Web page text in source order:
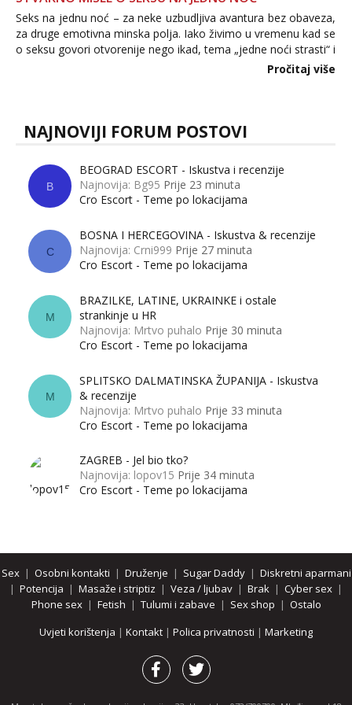
Seks na jednu noć – za neke uzbudljiva avantura bez obaveza,
za druge emotivna minska polja. Iako živimo u vremenu kad se
o seksu govori otvorenije nego ikad, tema „jedne noći strasti“ i
dalje izaziva burne rasprave. Što zapravo misle žene, a što
Pročitaj više
NAJNOVIJI FORUM POSTOVI
B
BEOGRAD ESCORT - Iskustva i recenzije
Najnovija: Bg95 Prije 23 minuta
Cro Escort - Teme po lokacijama
C
BOSNA I HERCEGOVINA - Iskustva & recenzije
Najnovija: Crni999 Prije 27 minuta
Cro Escort - Teme po lokacijama
M
BRAZILKE, LATINE, UKRAINKE i ostale
strankinje u HR
Najnovija: Mrtvo puhalo Prije 30 minuta
Cro Escort - Teme po lokacijama
M
SPLITSKO DALMATINSKA ŽUPANIJA - Iskustva
& recenzije
Najnovija: Mrtvo puhalo Prije 33 minuta
Cro Escort - Teme po lokacijama
ZAGREB - Jel bio tko?
Najnovija: lopov15 Prije 34 minuta
Cro Escort - Teme po lokacijama
Sex| Osobni kontakti | Druženje | Sugar Daddy| Diskretni aparmani
| Potencija | Masaže i striptiz | Veza / ljubav | Brak | Cyber sex |
Phone sex| Fetish | Tulumi i zabave | Sex shop | Ostalo
Uvjeti korištenja | Kontakt | Polica privatnosti | Marketing